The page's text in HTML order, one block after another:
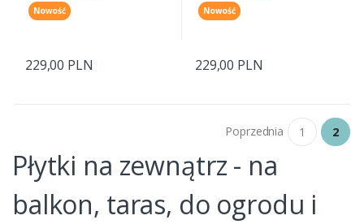
Nowość
229,00 PLN
Nowość
229,00 PLN
Poprzednia 1 2
Płytki na zewnątrz - na
balkon, taras, do ogrodu i